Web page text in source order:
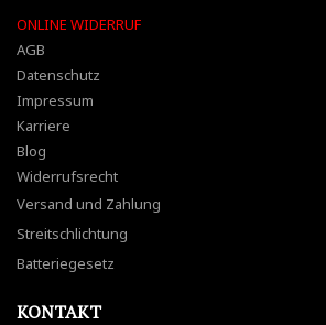
ONLINE WIDERRUF
AGB
Datenschutz
Impressum
Karriere
Blog
Widerrufsrecht
Versand und Zahlung
Streitschlichtung
Batteriegesetz
KONTAKT